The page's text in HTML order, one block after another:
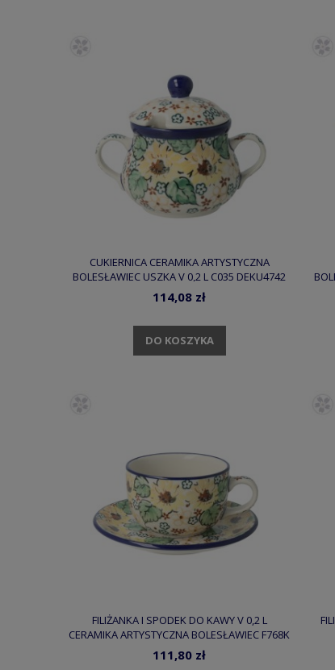
CUKIERNICA CERAMIKA ARTYSTYCZNA
BOLESŁAWIEC USZKA V 0,2 L C035 DEKU4742
114,08 zł
DO KOSZYKA
FILIŻANKA I SPODEK DO KAWY V 0,2 L
CERAMIKA ARTYSTYCZNA BOLESŁAWIEC F768K
DEKU4742
111,80 zł